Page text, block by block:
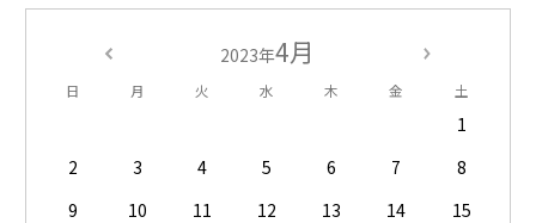
2023年4月
日 月 火 水 木 金 土
1
2
3 4 5 6 7
8
9
10 11 12 13 14
15